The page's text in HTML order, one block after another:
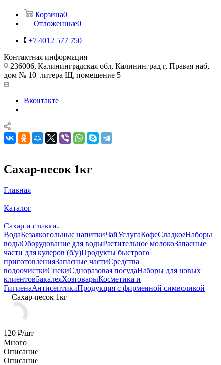
Корзина0
Отложенные0
+7 4012 577 750
Контактная информация
236006, Калининградская обл, Калининград г, Правая наб,
дом № 10, литера Щ, помещение 5
Вконтакте
Сахар-песок 1кг
Главная
—
Каталог
—
Сахар и сливки
ВодаБезалкогольные напиткиЧайУслугаКофеСладкоеНаборы
водыОборудование для водыРастительное молокоЗапасные
части для кулеров (б/у)Продукты быстрого
приготовленияЗапасные частиСредства
водоочисткиСнекиОдноразовая посудаНаборы для новых
клиентовБакалеяХозтоварыКосметика и
ГигиенаАнтисептикиПродукция с фирменной символикой
—Сахар-песок 1кг
120 ₽/шт
Много
Описание
Описание